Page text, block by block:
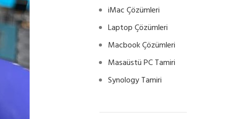
iMac Çözümleri
Laptop Çözümleri
Macbook Çözümleri
Masaüstü PC Tamiri
Synology Tamiri